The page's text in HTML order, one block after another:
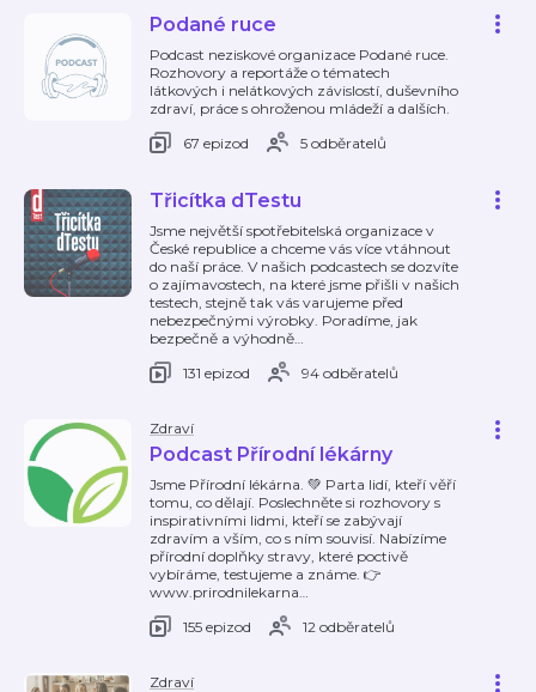
Podané ruce
Podcast neziskové organizace Podané ruce.
Rozhovory a reportáže o tématech
látkových i nelátkových závislostí, duševního
zdraví, práce s ohroženou mládeží a dalších.
67 epizod
5 odběratelů
Třicítka dTestu
Jsme největší spotřebitelská organizace v
České republice a chceme vás více vtáhnout
do naší práce. V našich podcastech se dozvíte
o zajímavostech, na které jsme přišli v našich
testech, stejně tak vás varujeme před
nebezpečnými výrobky. Poradíme, jak
bezpečně a výhodně…
131 epizod
94 odběratelů
Zdraví
Podcast Přírodní lékárny
Jsme Přírodní lékárna. 💚 Parta lidí, kteří věří
tomu, co dělají. Poslechněte si rozhovory s
inspirativními lidmi, kteří se zabývají
zdravím a vším, co s ním souvisí. Nabízíme
přírodní doplňky stravy, které poctivě
vybíráme, testujeme a známe. 👉
www.prirodnilekarna…
155 epizod
12 odběratelů
Zdraví